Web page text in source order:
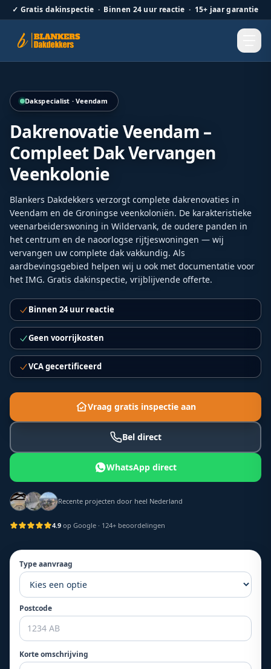
✓ Gratis dakinspectie · Binnen 24 uur reactie · 15+ jaar garantie
Dakspecialist · Veendam
Dakrenovatie Veendam –
Compleet Dak Vervangen
Veenkolonie
Blankers Dakdekkers verzorgt complete dakrenovaties in
Veendam en de Groningse veenkoloniën. De karakteristieke
veenarbeiderswoning in Wildervank, de oudere panden in
het centrum en de naoorlogse rijtjeswoningen — wij
vervangen uw complete dak vakkundig. Als
aardbevingsgebied helpen wij u ook met documentatie voor
het IMG. Gratis dakinspectie, vrijblijvende offerte.
Binnen 24 uur reactie
Geen voorrijkosten
VCA gecertificeerd
Vraag gratis inspectie aan
Bel direct
WhatsApp direct
Recente projecten door heel Nederland
4.9 op Google · 124+ beoordelingen
Type aanvraag
Postcode
Korte omschrijving